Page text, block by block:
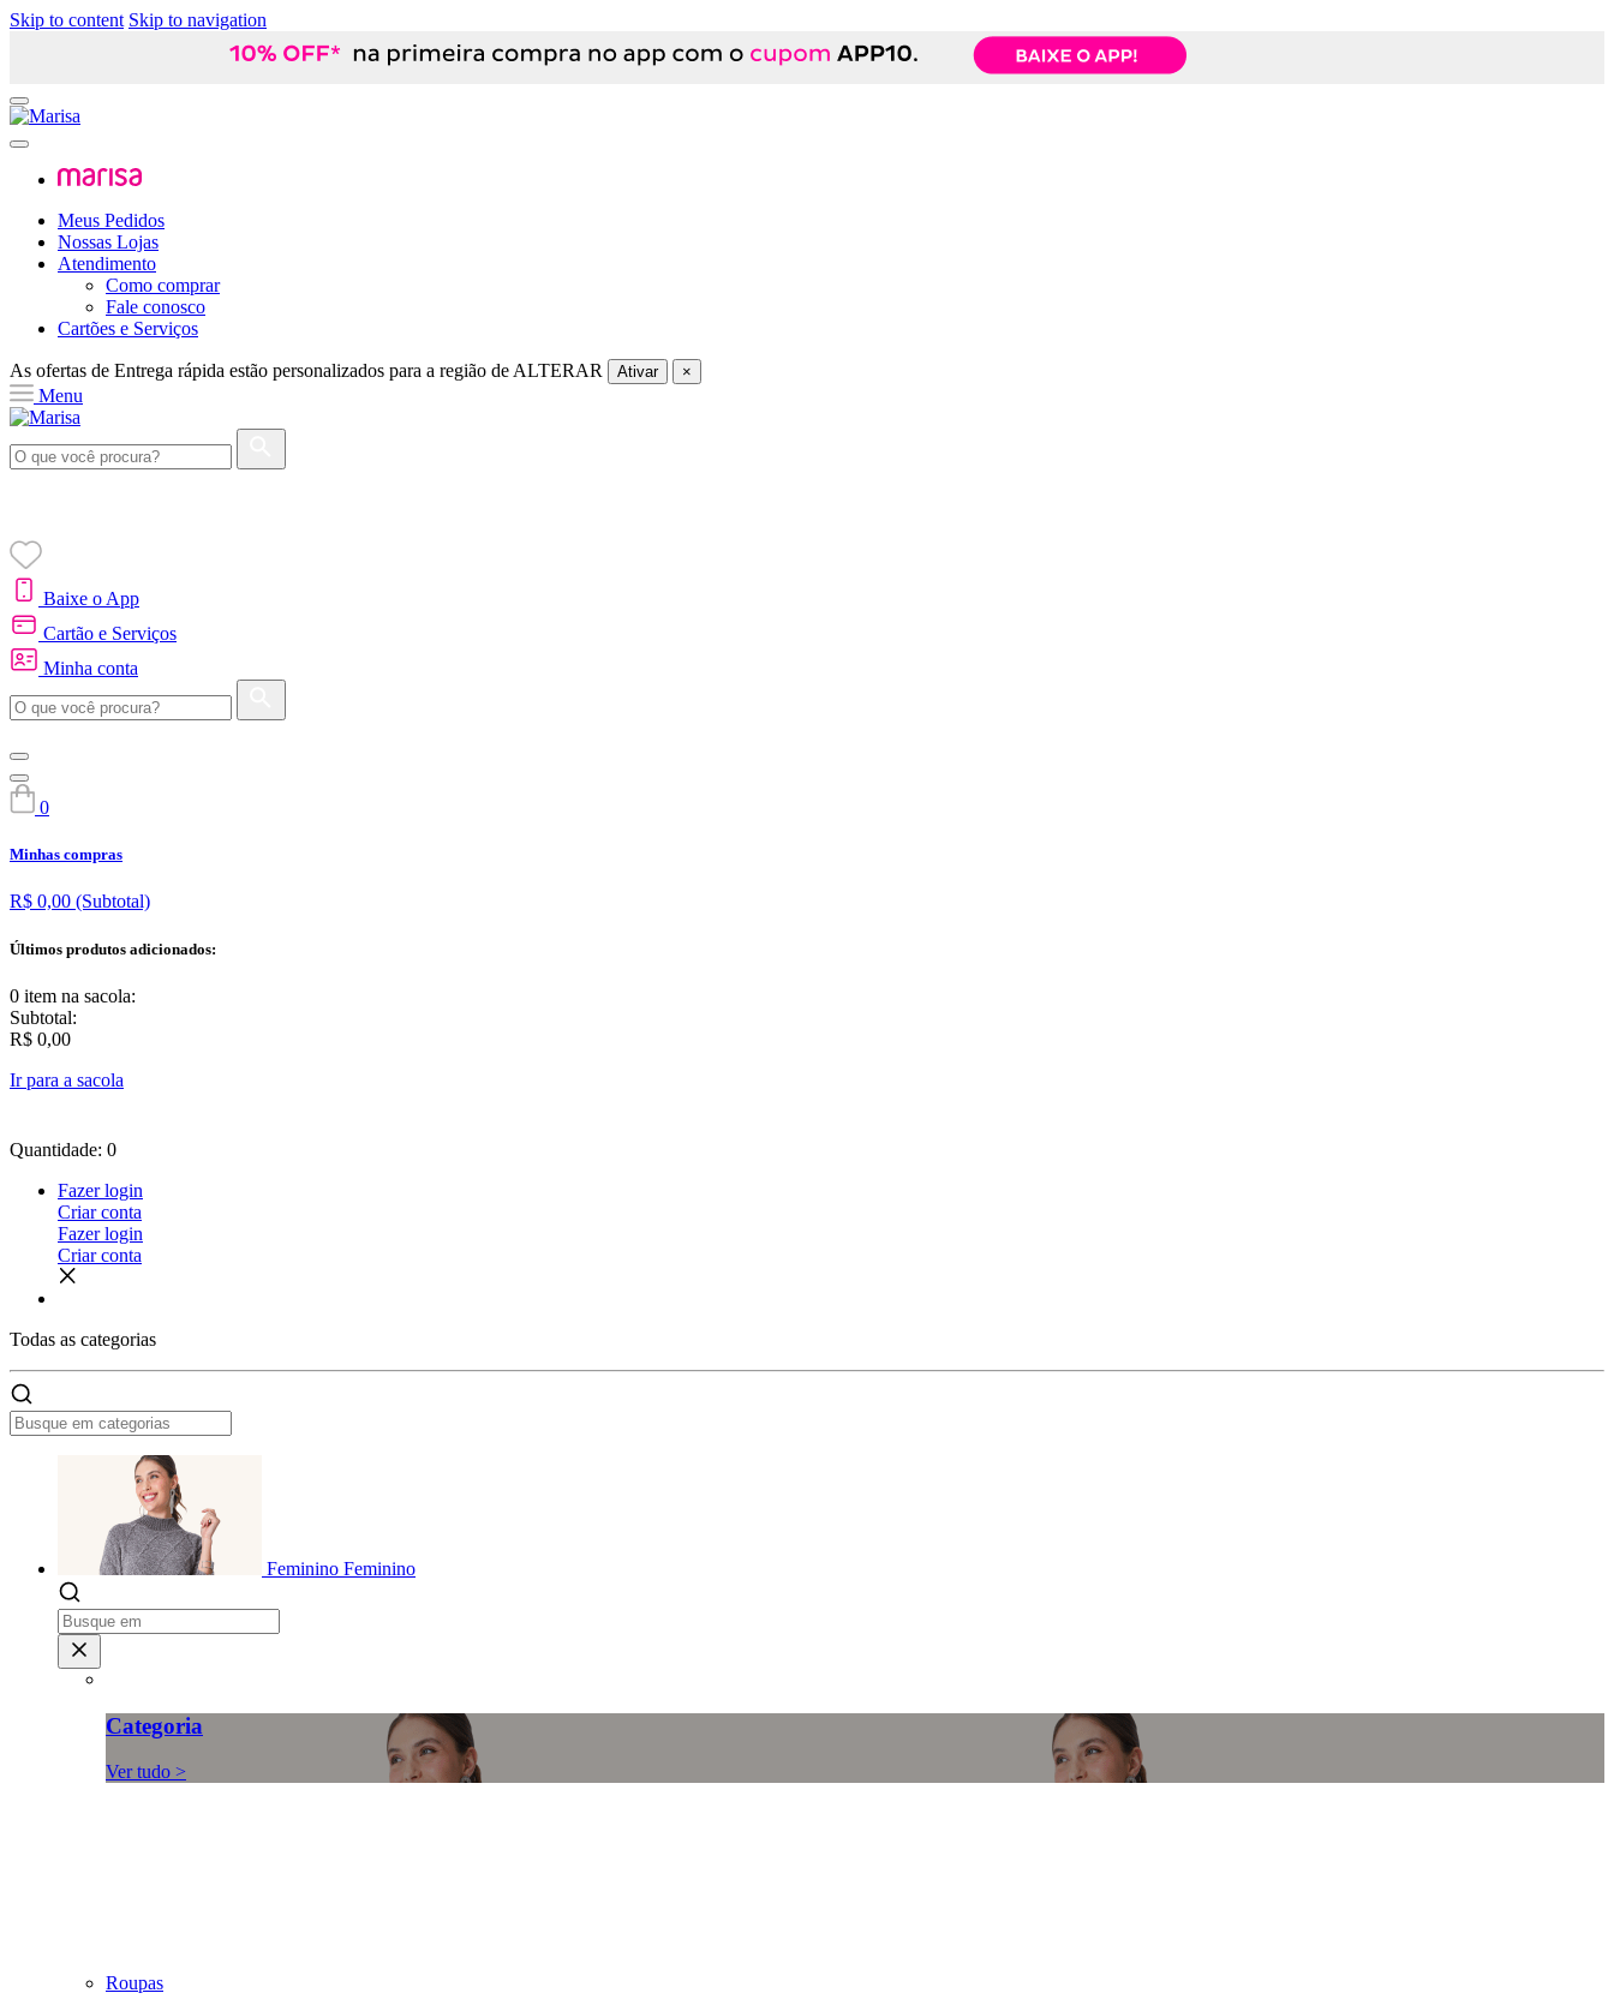
Skip to content Skip to navigation
Meus Pedidos
Nossas Lojas
Atendimento
Como comprar
Fale conosco
Cartões e Serviços
As ofertas de Entrega rápida estão personalizados para a região de ALTERAR Ativar ×
Menu
Baixe o App
Cartão e Serviços
Minha conta
0
Minhas compras
R$ 0,00 (Subtotal)
Últimos produtos adicionados:
0 item na sacola:
Subtotal:
R$ 0,00
Ir para a sacola
Quantidade: 0
Fazer login
Criar conta
Fazer login
Criar conta
Todas as categorias
Feminino Feminino
Categoria
Ver tudo >
Roupas